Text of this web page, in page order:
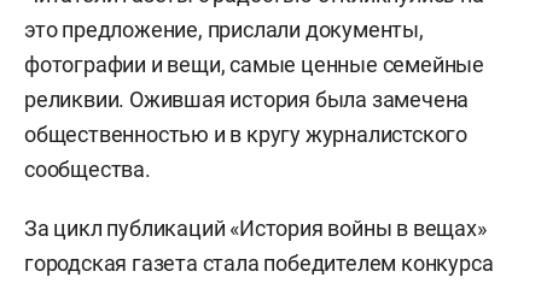
это предложение, прислали документы,
фотографии и вещи, самые ценные семейные
реликвии. Ожившая история была замечена
общественностью и в кругу журналистского
сообщества.
За цикл публикаций «История войны в вещах»
городская газета стала победителем конкурса